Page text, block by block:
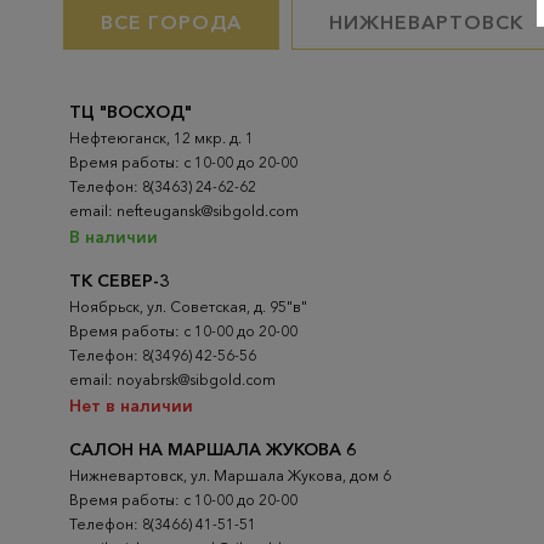
ВСЕ ГОРОДА НИЖНЕВАРТОВСК
ТК СЕВЕР-3
Ноябрьск, ул. Советская, д. 95"в"
Время работы: с 10-00 до 20-00
Телефон: 8(3496) 42-56-56
email: noyabrsk@sibgold.com
Нет в наличии
ТЦ "ВОСХОД"
Нефтеюганск, 12 мкр. д. 1
Время работы: с 10-00 до 20-00
Телефон: 8(3463) 24-62-62
email: nefteugansk@sibgold.com
В наличии
САЛОН НА МАРШАЛА ЖУКОВА 6
Нижневартовск, ул. Маршала Жукова, дом 6
Время работы: с 10-00 до 20-00
Телефон: 8(3466) 41-51-51